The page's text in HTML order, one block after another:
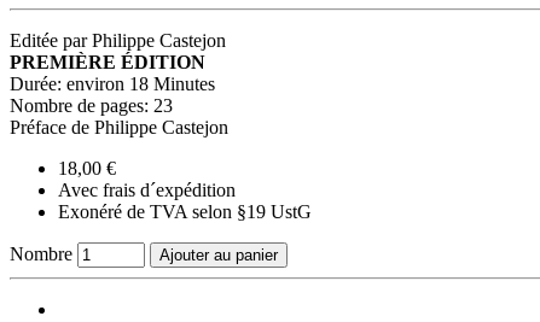
Editée par Philippe Castejon
PREMIÈRE ÉDITION
Durée: environ 18 Minutes
Nombre de pages: 23
Préface de Philippe Castejon
18,00 €
Avec frais d´expédition
Exonéré de TVA selon §19 UstG
Nombre Ajouter au panier